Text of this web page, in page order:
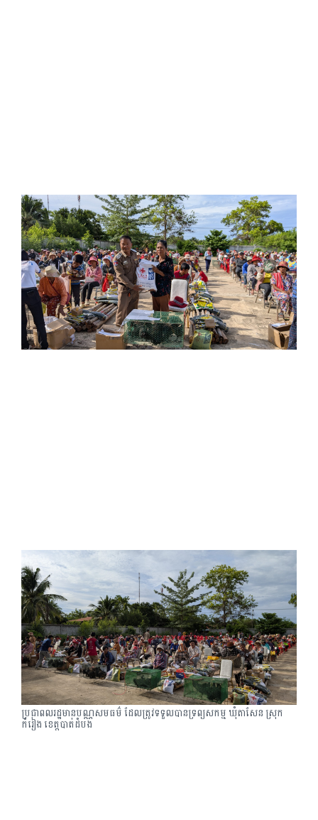
ប្រជាពលរដ្ឋមានបណ្ណសមធម៌ ដែលត្រូវទទួលបានទ្រព្យសកម្ម ឃុំតាសែន ស្រុក
កំរៀង ខេត្តបាត់ដំបង